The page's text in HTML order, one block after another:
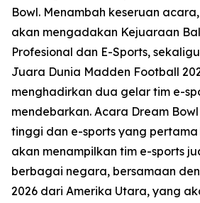
Bowl. Menambah keseruan
akan mengadakan Kejuaraan
Profesional dan E-Sports,
Juara Dunia Madden Football
menghadirkan dua gelar tim e-
mendebarkan. Acara Dream
tinggi dan e-sports yang
akan menampilkan tim e-sports
berbagai negara, bersamaan
2026 dari Amerika Utara, yang